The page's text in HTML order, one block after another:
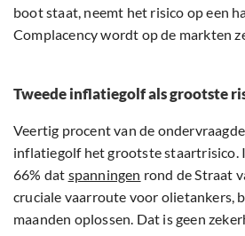
boot staat, neemt het risico op een
Complacency wordt op de markten
Tweede inflatiegolf als grootste
Veertig procent van de
inflatiegolf het grootste staartrisico.
66% dat spanningen rond de Straat
cruciale vaarroute voor olietankers,
maanden oplossen. Dat is geen